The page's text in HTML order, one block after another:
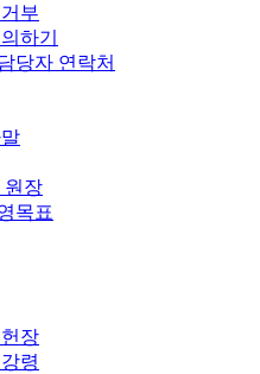
부
하기
당자 연락처
원장
목표
장
령